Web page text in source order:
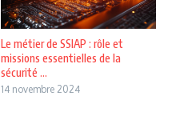
Le métier de SSIAP : rôle et
missions essentielles de la
sécurité ...
14 novembre 2024